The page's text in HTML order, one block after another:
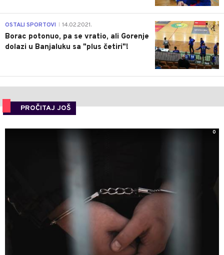
3
OSTALI SPORTOVI 14.02.2021.
Borac potonuo, pa se vratio, ali Gorenje
dolazi u Banjaluku sa "plus četiri"!
PROČITAJ JOŠ
0